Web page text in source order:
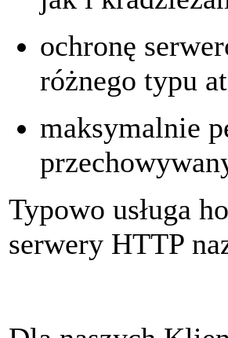
ochronę
różnego typu
maksymalnie
Typowo usługa
serwery HTTP